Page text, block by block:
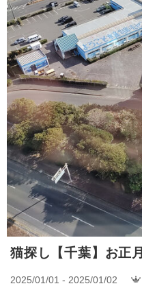
猫探し【千葉】お正
2025/01/01 - 2025/01/02